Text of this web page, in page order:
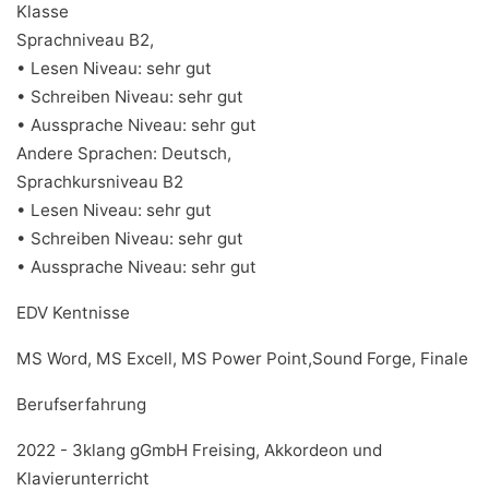
Klasse
Sprachniveau B2,
• Lesen Niveau: sehr gut
• Schreiben Niveau: sehr gut
• Aussprache Niveau: sehr gut
Andere Sprachen: Deutsch,
Sprachkursniveau B2
• Lesen Niveau: sehr gut
• Schreiben Niveau: sehr gut
• Aussprache Niveau: sehr gut
EDV Kentnisse
MS Word, MS Excell, MS Power Point,Sound Forge, Finale
Berufserfahrung
2022 - 3klang gGmbH Freising, Akkordeon und
Klavierunterricht